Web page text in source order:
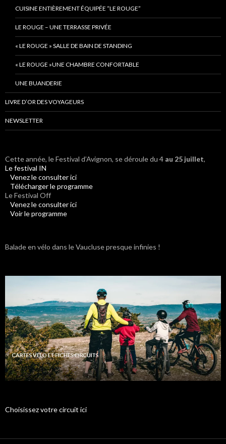
CUISINE ENTIÈREMENT ÉQUIPÉE “LE ROUGE”
LE ROUGE – UNE TERRASSE PRIVÉE
« LE ROUGE » SALLE DE BAIN DE STANDING
« LE ROUGE »UNE CHAMBRE CONFORTABLE
UNE BUANDERIE
LIVRE D’OR DES VOYAGEURS
NEWSLETTER
Cette année, le Festival d’Avignon, se déroule du 4 au 25 juillet,
Le festival IN
Venez le consulter ici
Télécharger le programme
Le Festival Off
Venez le consulter ici
Voir le programme
Balade en vélo dans le Vaucluse presque infinies !
Choisissez votre circuit ici